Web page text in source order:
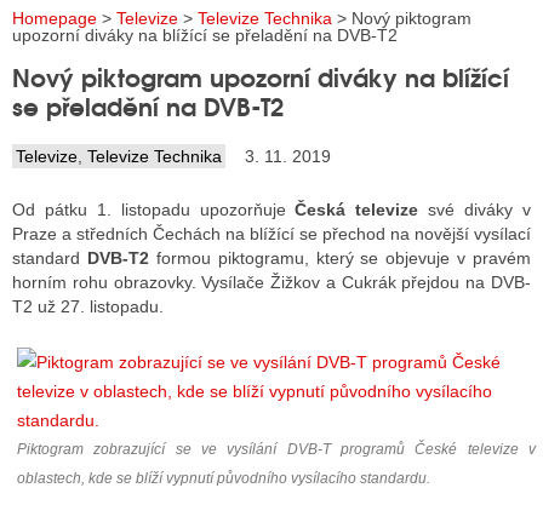
INTERNET
TISK
RADIA
RÁDIÍ
RÁDIÍ
VYSÍLAČE
TELEVIZE
TELEVIZÍ
VYSÍLAČE
Homepage > Televize > Televize Technika > Nový piktogram
upozorní diváky na blížící se přeladění na DVB-T2
Nový piktogram upozorní diváky na blížící
se přeladění na DVB-T2
Televize Televize Technika 3. 11. 2019
Od pátku 1. listopadu upozorňujeČeská televize své diváky v
Praze a středních Čechách na blížící se přechod na novější vysílací
standard DVB-T2formou piktogramu, který se objevuje v pravém
horním rohu obrazovky. Vysílače Žižkov a Cukrák přejdou na DVB-
T2 už 27. listopadu.
Piktogram zobrazující se ve vysílání DVB-T programů České televize v
oblastech, kde se blíží vypnutí původního vysílacího standardu.